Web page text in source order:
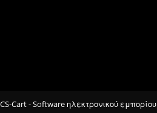
CS-Cart - Software ηλεκτρονικού εμπορίου